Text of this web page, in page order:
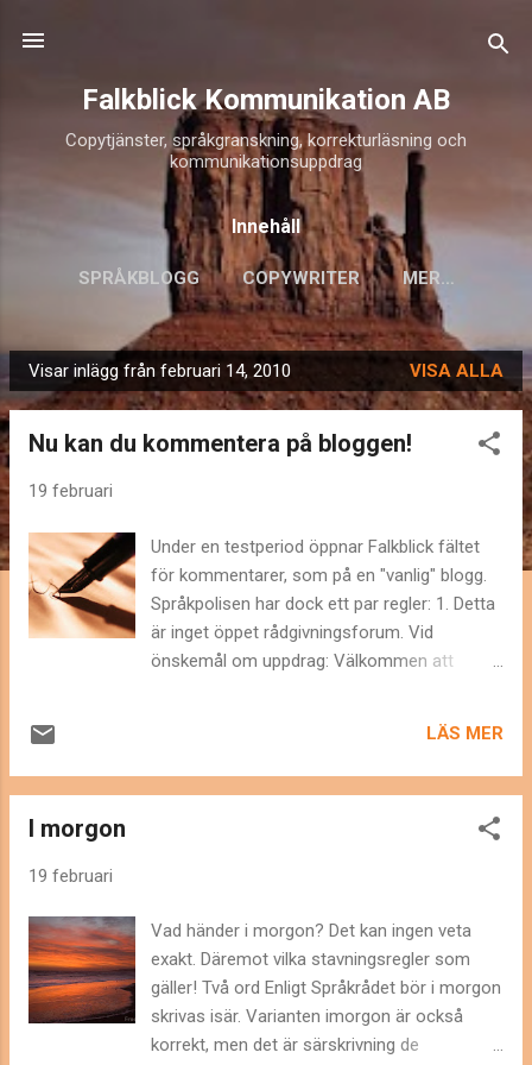
Falkblick Kommunikation AB
Copytjänster, språkgranskning, korrekturläsning och
kommunikationsuppdrag
Innehåll
SPRÅKBLOGG COPYWRITER MER…
I
n
Visar inlägg från februari 14, 2010 VISA ALLA
Nu kan du kommentera på bloggen!
19 februari
Under en testperiod öppnar Falkblick fältet
för kommentarer, som på en "vanlig" blogg.
Språkpolisen har dock ett par regler: 1. Detta
är inget öppet rådgivningsforum. Vid
önskemål om uppdrag: Välkommen att
kommunikationsväg. Tack! Väl mött här på
bloggen! PS. Detta gäller redan från förra
LÄS MER
I morgon
19 februari
Vad händer i morgon? Det kan ingen veta
exakt. Däremot vilka stavningsregler som
gäller! Två ord Enligt Språkrådet bör i morgon
skrivas isär. Varianten imorgon är också
korrekt, men det är särskrivning de